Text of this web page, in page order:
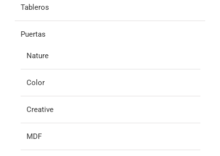
Tableros
Puertas
Nature
Color
Creative
MDF